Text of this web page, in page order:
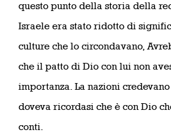
questo punto della storia della
Israele era stato ridotto di
culture che lo circondavano,
che il patto di Dio con lui non
importanza. La nazioni
doveva ricordasi che è con Dio
conti.